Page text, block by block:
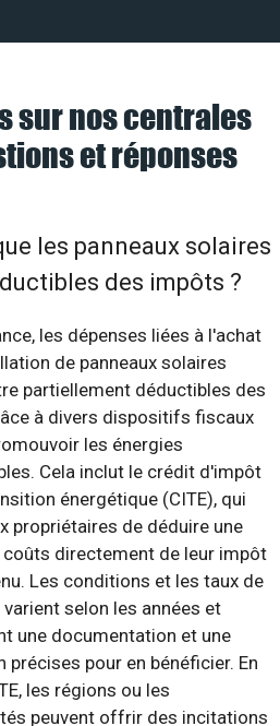
sur nos centrales
et réponses
les panneaux solaires
des impôts ?
les dépenses liées à l'achat
de panneaux solaires
partiellement déductibles des
à divers dispositifs fiscaux
les énergies
Cela inclut le crédit d'impôt
énergétique (CITE), qui
propriétaires de déduire une
coûts directement de leur impôt
Les conditions et les taux de
selon les années et
une documentation et une
précises pour en bénéficier. En
les régions ou les
peuvent offrir des incitations